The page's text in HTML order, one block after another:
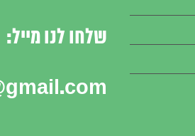
שלחו לנו מייל: